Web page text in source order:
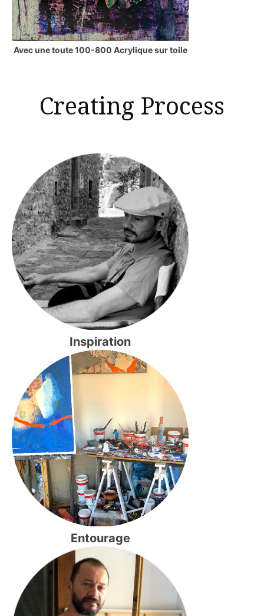
Avec une toute 100-800 Acrylique sur toile
Creating Process
Inspiration
Entourage